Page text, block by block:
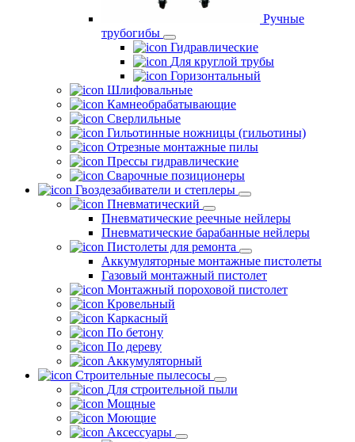
Ручные
трубогибы
Гидравлические
Для круглой трубы
Горизонтальный
Шлифовальные
Камнеобрабатывающие
Сверлильные
Гильотинные ножницы (гильотины)
Отрезные монтажные пилы
Прессы гидравлические
Сварочные позиционеры
Гвоздезабиватели и степлеры
Пневматический
Пневматические реечные нейлеры
Пневматические барабанные нейлеры
Пистолеты для ремонта
Аккумуляторные монтажные пистолеты
Газовый монтажный пистолет
Монтажный пороховой пистолет
Кровельный
Каркасный
По бетону
По дереву
Аккумуляторный
Строительные пылесосы
Для строительной пыли
Мощные
Моющие
Аксессуары